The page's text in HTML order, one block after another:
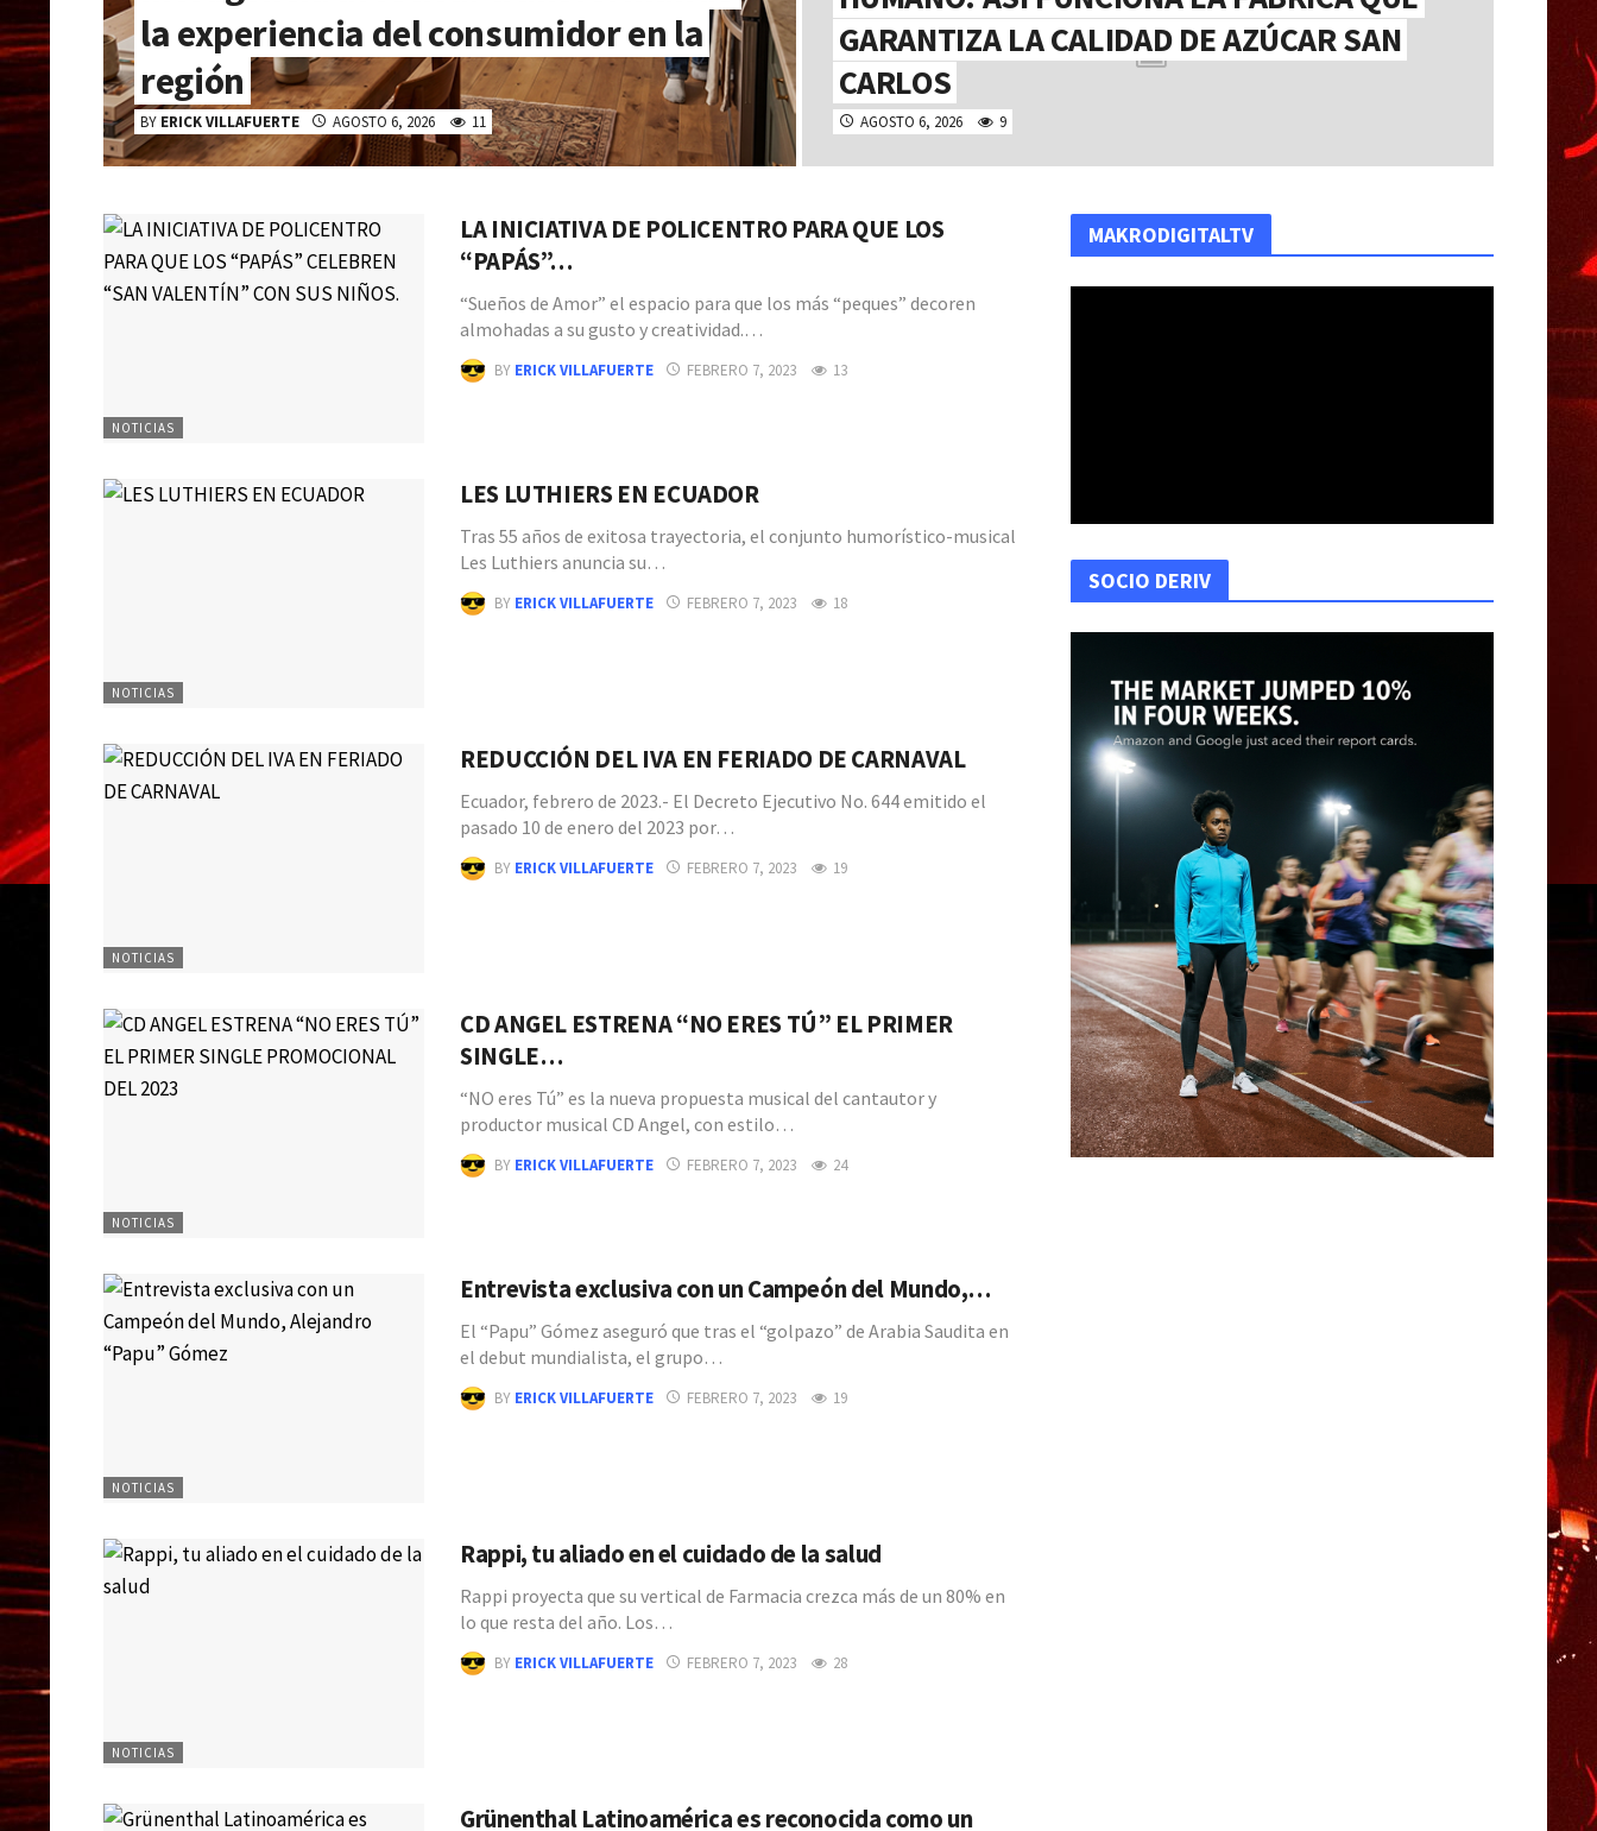
la experiencia del consumidor en la
región
BY ERICK VILLAFUERTE AGOSTO 6, 2026 11
GARANTIZA LA CALIDAD DE AZÚCAR SAN
CARLOS
AGOSTO 6, 2026 9
NOTICIAS
LA INICIATIVA DE POLICENTRO PARA QUE LOS
“PAPÁS”…
“Sueños de Amor” el espacio para que los más “peques” decoren
almohadas a su gusto y creatividad.…
BY ERICK VILLAFUERTE FEBRERO 7, 2023 13
NOTICIAS
LES LUTHIERS EN ECUADOR
Tras 55 años de exitosa trayectoria, el conjunto humorístico-musical
Les Luthiers anuncia su…
BY ERICK VILLAFUERTE FEBRERO 7, 2023 18
NOTICIAS
REDUCCIÓN DEL IVA EN FERIADO DE CARNAVAL
Ecuador, febrero de 2023.- El Decreto Ejecutivo No. 644 emitido el
pasado 10 de enero del 2023 por…
BY ERICK VILLAFUERTE FEBRERO 7, 2023 19
NOTICIAS
CD ANGEL ESTRENA “NO ERES TÚ” EL PRIMER
SINGLE…
“NO eres Tú” es la nueva propuesta musical del cantautor y
productor musical CD Angel, con estilo…
BY ERICK VILLAFUERTE FEBRERO 7, 2023 24
NOTICIAS
Entrevista exclusiva con un Campeón del Mundo,…
El “Papu” Gómez aseguró que tras el “golpazo” de Arabia Saudita en
el debut mundialista, el grupo…
BY ERICK VILLAFUERTE FEBRERO 7, 2023 19
NOTICIAS
Rappi, tu aliado en el cuidado de la salud
Rappi proyecta que su vertical de Farmacia crezca más de un 80% en
lo que resta del año. Los…
BY ERICK VILLAFUERTE FEBRERO 7, 2023 28
Grünenthal Latinoamérica es reconocida como un
MAKRODIGITALTV
SOCIO DERIV